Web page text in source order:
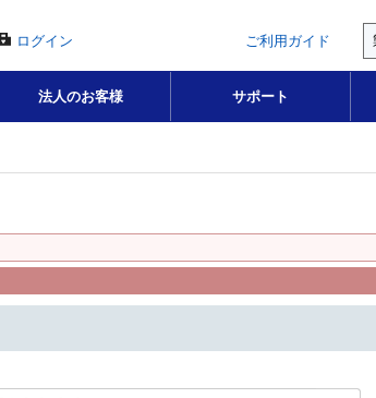
ログイン ご利用ガイド
法人のお客様 サポート